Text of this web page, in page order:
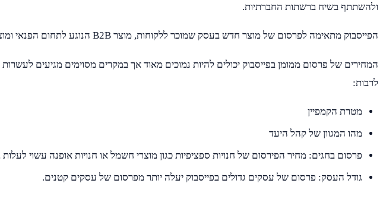
ולהשתתף בשיח ברשתות החברתיות.
הפייסבוק מתאימה לפרסום של מוצר חדש בעסק שמוכר ללקוחות, מוצר B2B הנוגע לתחום הפנאי ומוצר שרוצים לעורר ולעלות את המודעות אליו.
המחירים של פרסום ממומן בפייסבוק יכולים להיות נמוכים מאוד אך במקרים מסוימים מגיעים
לרבות:
מטרת הקמפיין
מהו המגוון של קהל היעד
פרסום בחגים: מחיר הפירסום של חנויות ספציפיות כגון מוצרי חשמל או חנויות אופנה עשוי
גודל העסק: פרסום של עסקים גדולים בפייסבוק יעלה יותר מפרסום של עסקים קטנים.